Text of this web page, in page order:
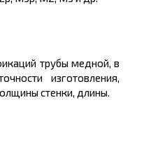
трубы медной, в
изготовления,
стенки, длины.